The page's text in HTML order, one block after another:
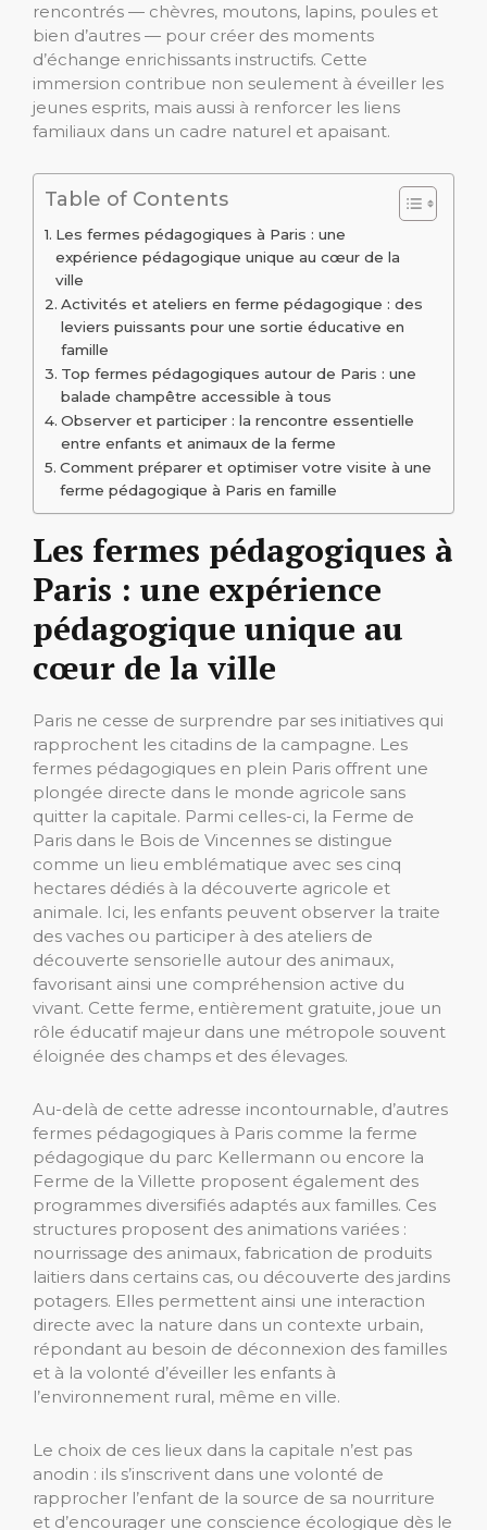
rencontrés — chèvres, moutons, lapins, poules et
bien d’autres — pour créer des moments
d’échange enrichissants instructifs. Cette
immersion contribue non seulement à éveiller les
jeunes esprits, mais aussi à renforcer les liens
familiaux dans un cadre naturel et apaisant.
Table of Contents
Les fermes pédagogiques à Paris : une
expérience pédagogique unique au cœur de la
ville
Activités et ateliers en ferme pédagogique : des
leviers puissants pour une sortie éducative en
famille
Top fermes pédagogiques autour de Paris : une
balade champêtre accessible à tous
Observer et participer : la rencontre essentielle
entre enfants et animaux de la ferme
Comment préparer et optimiser votre visite à une
ferme pédagogique à Paris en famille
Les fermes pédagogiques à
Paris : une expérience
pédagogique unique au
cœur de la ville
Paris ne cesse de surprendre par ses initiatives qui
rapprochent les citadins de la campagne. Les
fermes pédagogiques en plein Paris offrent une
plongée directe dans le monde agricole sans
quitter la capitale. Parmi celles-ci, la Ferme de
Paris dans le Bois de Vincennes se distingue
comme un lieu emblématique avec ses cinq
hectares dédiés à la découverte agricole et
animale. Ici, les enfants peuvent observer la traite
des vaches ou participer à des ateliers de
découverte sensorielle autour des animaux,
favorisant ainsi une compréhension active du
vivant. Cette ferme, entièrement gratuite, joue un
rôle éducatif majeur dans une métropole souvent
éloignée des champs et des élevages.
Au-delà de cette adresse incontournable, d’autres
fermes pédagogiques à Paris comme la ferme
pédagogique du parc Kellermann ou encore la
Ferme de la Villette proposent également des
programmes diversifiés adaptés aux familles. Ces
structures proposent des animations variées :
nourrissage des animaux, fabrication de produits
laitiers dans certains cas, ou découverte des jardins
potagers. Elles permettent ainsi une interaction
directe avec la nature dans un contexte urbain,
répondant au besoin de déconnexion des familles
et à la volonté d’éveiller les enfants à
l’environnement rural, même en ville.
Le choix de ces lieux dans la capitale n’est pas
anodin : ils s’inscrivent dans une volonté de
rapprocher l’enfant de la source de sa nourriture
et d’encourager une conscience écologique dès le